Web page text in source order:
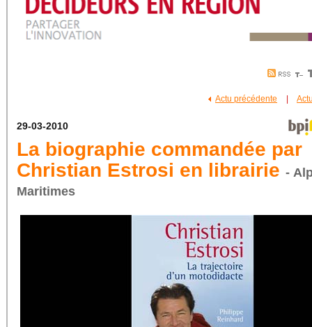
Actu précédente
29-03-2010
La biographie commandée par
Christian Estrosi en librairie -
Maritimes